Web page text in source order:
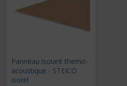
Panneau isolant themo-
acoustique - STEICO
isorel